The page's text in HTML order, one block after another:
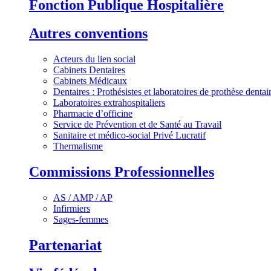
Fonction Publique Hospitalière
Autres conventions
Acteurs du lien social
Cabinets Dentaires
Cabinets Médicaux
Dentaires : Prothésistes et laboratoires de prothèse
Laboratoires extrahospitaliers
Pharmacie d’officine
Service de Prévention et de Santé au Travail
Sanitaire et médico-social Privé Lucratif
Thermalisme
Commissions Professionnelles
AS / AMP / AP
Infirmiers
Sages-femmes
Partenariat